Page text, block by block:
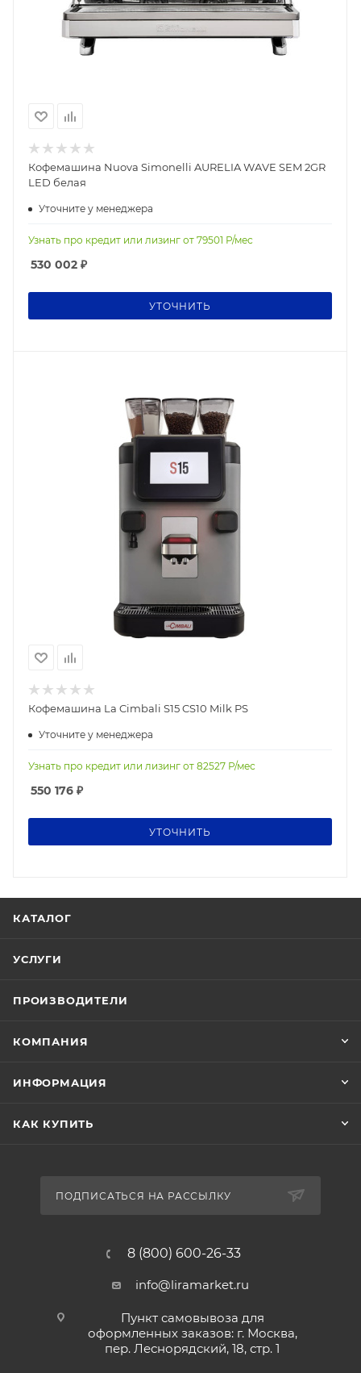
Кофемашина Nuova Simonelli AURELIA WAVE SEM 2GR
LED белая
Уточните у менеджера
Узнать про кредит или лизинг от 79501 Р/мес
530 002 ₽
УТОЧНИТЬ
Кофемашина La Cimbali S15 CS10 Milk PS
Уточните у менеджера
Узнать про кредит или лизинг от 82527 Р/мес
550 176 ₽
УТОЧНИТЬ
КАТАЛОГ
УСЛУГИ
ПРОИЗВОДИТЕЛИ
КОМПАНИЯ
ИНФОРМАЦИЯ
КАК КУПИТЬ
ПОДПИСАТЬСЯ НА РАССЫЛКУ
8 (800) 600-26-33
info@liramarket.ru
Пункт самовывоза для
оформленных заказов: г. Москва,
пер. Леснорядский, 18, стр. 1